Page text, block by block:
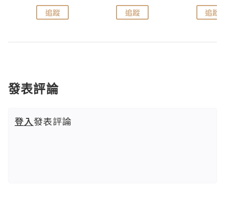
追蹤 追蹤 追蹤
發表評論
登入發表評論